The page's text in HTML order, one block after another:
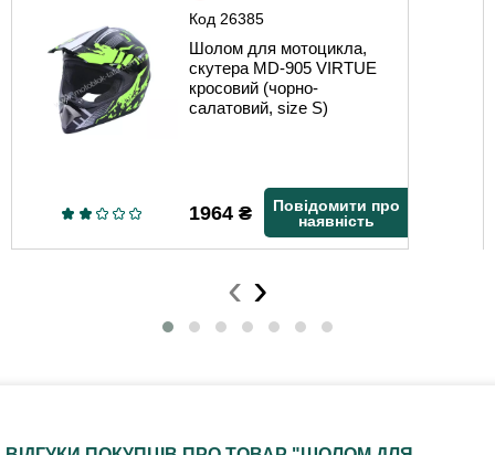
Код 26385
Шолом для мотоцикла,
скутера MD-905 VIRTUE
кросовий (чорно-
салатовий, size S)
1964 ₴
Повідомити про
наявність
‹ ›